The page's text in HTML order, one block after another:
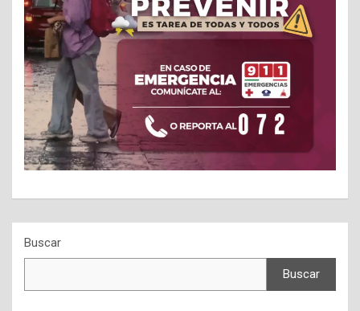
Buscar
Buscar